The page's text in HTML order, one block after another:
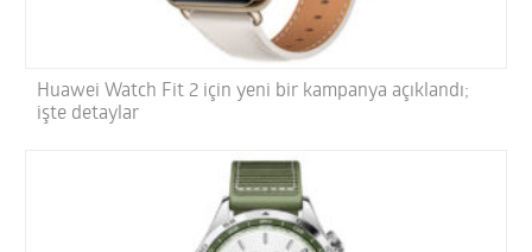
Huawei Watch Fit 2 için yeni bir kampanya açıklandı;
işte detaylar